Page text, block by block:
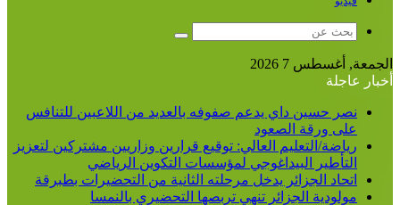
بحث
الجمعة, أغسطس 7 2026
أخبار عاجلة
نصر حسين داي يدعم صفوفه بالعديد من اللاعبين للتنافس
على ورقة الصعود
رياضة/التعليم العالي: توقيع قرارين وزاريين مشتركين لتعزيز
التأطير البيداغوجي لمؤسسات التكوين الرياضي
اتحاد الجزائر يدخل مرحلته الثانية من التحضيرات بطبرقة
مولودية الجزائر تنهي تربصها التحضيري بالنمسا